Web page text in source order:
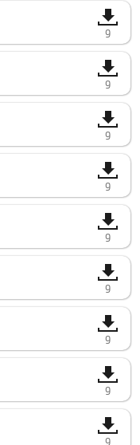
9
9
9
9
9
9
9
9
9